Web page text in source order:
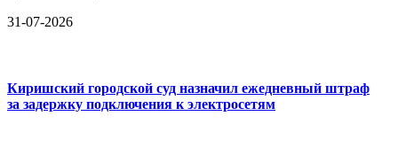
31-07-2026
Киришский городской суд назначил ежедневный штраф
за задержку подключения к электросетям